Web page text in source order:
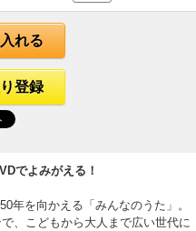
れる
登録
でよみがえる！
年を向かえる「みんなのうた」。
、こどもから大人まで広い世代に